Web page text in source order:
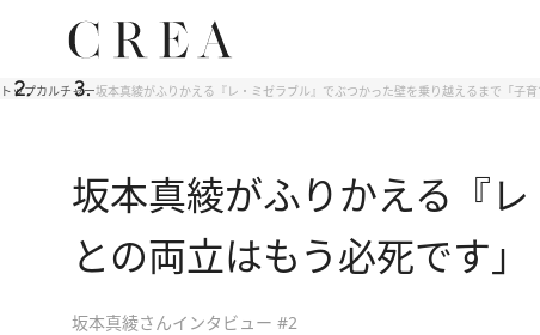
トップカルチャー坂本真綾がふりかえる『レ・ミゼラブル』でぶつかった壁を乗り越えるまで「子育
坂本真綾がふりかえる『
との両立はもう必死です」
坂本真綾さんインタビュー #2